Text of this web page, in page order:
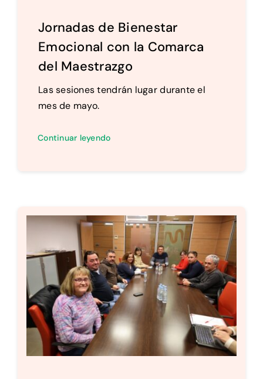
Jornadas de Bienestar
Emocional con la Comarca
del Maestrazgo
Las sesiones tendrán lugar durante el
mes de mayo.
Continuar leyendo